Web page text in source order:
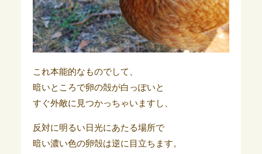
これ本能的なものでして、
暗いところで卵の殻が白っぽいと
すぐ外敵に見つかっちゃいますし、
反対に明るい日光にあたる場所で
暗い濃い色の卵殻は逆に目立ちます。